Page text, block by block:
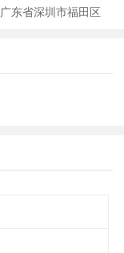
广东省深圳市福田区